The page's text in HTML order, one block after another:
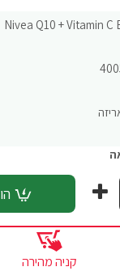
Nivea Q10 + Vitamin C
קניה מהירה